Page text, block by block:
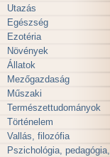
Utazás
Egészség
Ezotéria
Növények
Állatok
Mezőgazdaság
Műszaki
Természettudományok
Történelem
Vallás, filozófia
Pszichológia, pedagógia,